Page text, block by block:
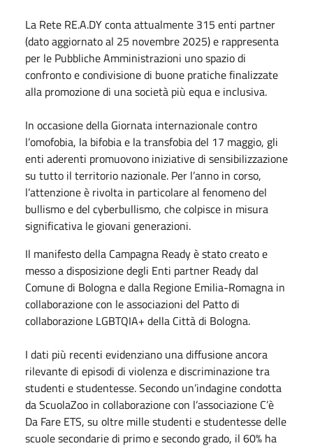
La Rete RE.A.DY conta attualmente 315 enti partner
(dato aggiornato al 25 novembre 2025) e rappresenta
per le Pubbliche Amministrazioni uno spazio di
confronto e condivisione di buone pratiche finalizzate
alla promozione di una società più equa e inclusiva.
In occasione della Giornata internazionale contro
l’omofobia, la bifobia e la transfobia del 17 maggio, gli
enti aderenti promuovono iniziative di sensibilizzazione
su tutto il territorio nazionale. Per l’anno in corso,
l’attenzione è rivolta in particolare al fenomeno del
bullismo e del cyberbullismo, che colpisce in misura
significativa le giovani generazioni.
Il manifesto della Campagna Ready è stato creato e
messo a disposizione degli Enti partner Ready dal
Comune di Bologna e dalla Regione Emilia-Romagna in
collaborazione con le associazioni del Patto di
collaborazione LGBTQIA+ della Città di Bologna.
I dati più recenti evidenziano una diffusione ancora
rilevante di episodi di violenza e discriminazione tra
studenti e studentesse. Secondo un’indagine condotta
da ScuolaZoo in collaborazione con l’associazione C’è
Da Fare ETS, su oltre mille studenti e studentesse delle
scuole secondarie di primo e secondo grado, il 60% ha